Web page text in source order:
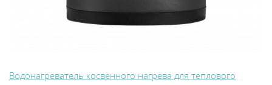
Водонагреватель косвенного нагрева для теплового